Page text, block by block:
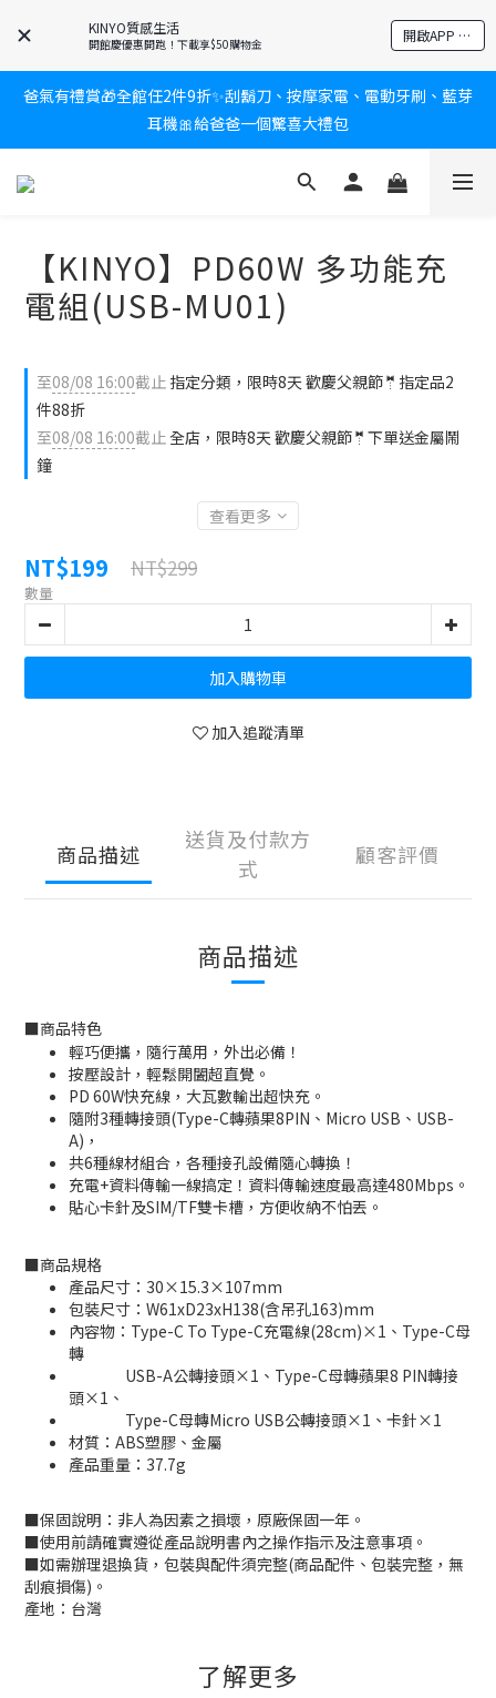
KINYO質感生活
開館慶優惠開跑！下載享$50購物金 開啟APP 享隱藏優惠
新會員送$100購物金✨再享消費回饋無極限
新會員送$100購物金✨再享消費回饋無極限
爸氣有禮賞🎁全館任2件9折✨刮鬍刀、按摩家電、電動牙刷、藍芽
耳機🎀給爸爸一個驚喜大禮包
炎熱夏日救星☀️秒凍扇登場💙半導體製冷 x 微米級冰霧，一秒開
新會員送$100購物金✨再享消費回饋無極限
【KINYO】PD60W 多功能充
電組(USB-MU01)
至08/08 16:00截止 指定分類，限時8天 歡慶父親節🤵指定品2
件88折
至08/08 16:00截止全店，限時8天 歡慶父親節🤵下單送金屬鬧
鐘
查看更多
NT$199 NT$299
數量
加入購物車
加入追蹤清單
商品描述
送貨及付款方
式
顧客評價
商品描述
■商品特色
輕巧便攜，隨行萬用，外出必備！
按壓設計，輕鬆開闔超直覺。
PD 60W快充線，大瓦數輸出超快充。
隨附3種轉接頭(Type-C轉蘋果8PIN、Micro USB、USB-
A)，
共6種線材組合，各種接孔設備隨心轉換！
充電+資料傳輸一線搞定！資料傳輸速度最高達480Mbps。
貼心卡針及SIM/TF雙卡槽，方便收納不怕丟。
■商品規格
產品尺寸：30×15.3×107mm
包裝尺寸：W61xD23xH138(含吊孔163)mm
內容物：Type-C To Type-C充電線(28cm)×1、Type-C母
轉
USB-A公轉接頭×1、Type-C母轉蘋果8 PIN轉接
頭×1、
Type-C母轉Micro USB公轉接頭×1、卡針×1
材質：ABS塑膠、金屬
產品重量：37.7g
■保固說明：非人為因素之損壞，原廠保固一年。
■使用前請確實遵從產品說明書內之操作指示及注意事項。
■如需辦理退換貨，包裝與配件須完整(商品配件、包裝完整，無
刮痕損傷) 。
產地：台灣
了解更多